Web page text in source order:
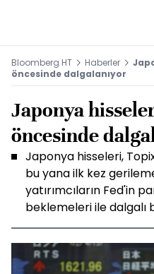
Bloomberg HT Haberler
öncesinde dalgalanıyor
Japonya
öncesinde
Japonya hisseleri,
bu yana ilk kez
yatırımcıların Fed'in
beklemeleri ile dalgalı